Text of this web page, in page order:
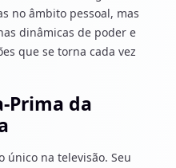
no âmbito pessoal, mas
dinâmicas de poder e
que se torna cada vez
Prima da
único na televisão. Seu